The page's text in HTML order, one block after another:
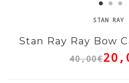
STAN RAY
Stan Ray Ray Bow
40,00€